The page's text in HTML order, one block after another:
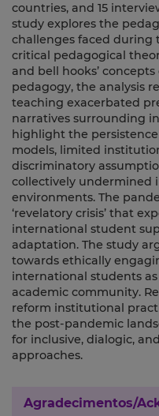
countries, and 15
study explores the
challenges faced during
critical pedagogical
and bell hooks’
pedagogy, the analysis
teaching exacerbated
narratives surrounding
highlight the
models, limited
discriminatory
collectively undermined
environments. The
‘revelatory crisis’ that
international student
adaptation. The study
towards ethically
international students
academic community.
reform institutional
the post-pandemic
for inclusive, dialogic,
approaches.
Agradecimentos/